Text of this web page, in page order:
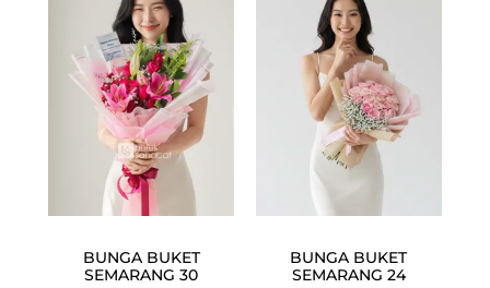
BUNGA BUKET
SEMARANG 30
BUNGA BUKET
SEMARANG 24